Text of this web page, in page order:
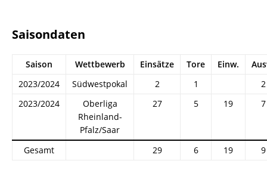
Saisondaten
Saison Wettbewerb Einsätze Tore Einw.
2023/2024
Südwestpokal 2 1
2
2023/2024
Oberliga
Rheinland-
Pfalz/Saar
27 5 19 7
Gesamt 29 6 19 9